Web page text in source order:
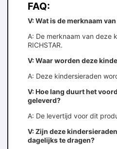
FAQ:
V: Wat is de merknaam
A: De merknaam van deze
RICHSTAR.
V: Waar worden deze
A: Deze kindersieraden
V: Hoe lang duurt het
geleverd?
A: De levertijd voor dit
V: Zijn deze
dagelijks te dragen?